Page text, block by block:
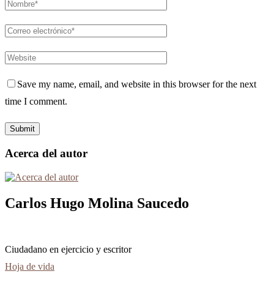
Save my name, email, and website in this browser for the next
time I comment.
Acerca del autor
Carlos Hugo Molina Saucedo
Ciudadano en ejercicio y escritor
Hoja de vida